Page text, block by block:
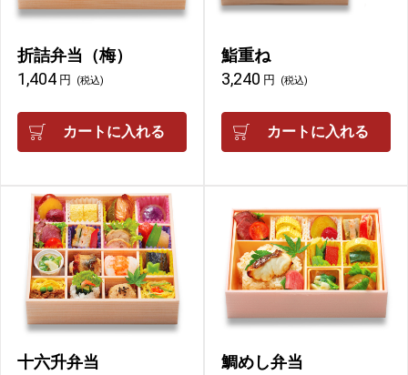
折詰弁当（梅）
1,404 円 (税込)
カートに入れる
鮨重ね
3,240 円 (税込)
カートに入れる
十六升弁当
鯛めし弁当